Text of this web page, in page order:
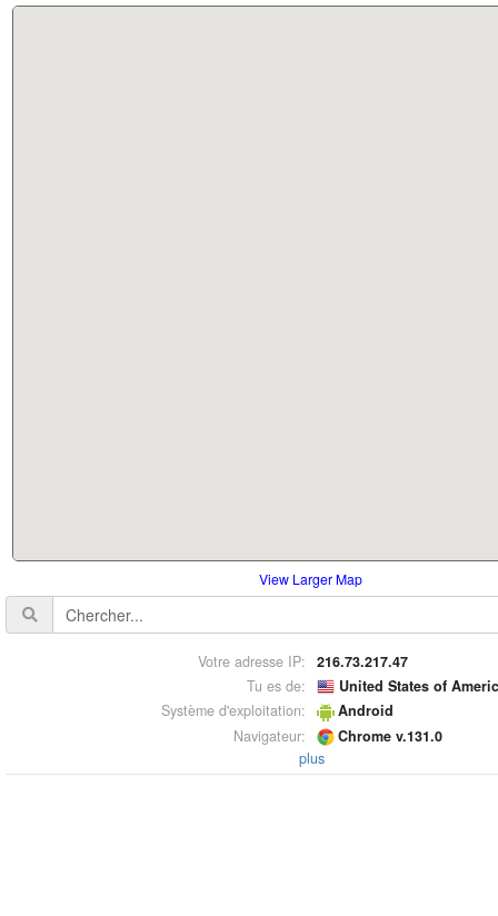
View Larger Map
Votre adresse IP:
216.73.217.47
Tu es de:
United States of
Système d'exploitation:
Android
Navigateur:
Chrome v.131.0
plus